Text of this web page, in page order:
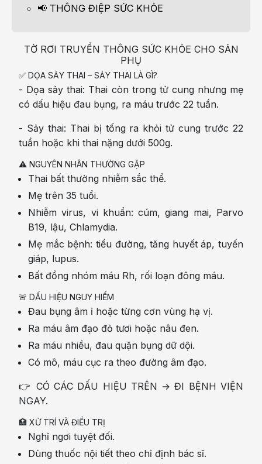
📢 THÔNG ĐIỆP SỨC KHỎE
TỜ RƠI TRUYỀN THÔNG SỨC KHỎE CHO SẢN
PHỤ
✅ DỌA SẢY THAI – SẢY THAI LÀ GÌ?
- Dọa sảy thai: Thai còn trong tử cung nhưng mẹ
có dấu hiệu đau bụng, ra máu trước 22 tuần.
- Sảy thai: Thai bị tống ra khỏi tử cung trước 22
tuần hoặc khi thai nặng dưới 500g.
⚠️ NGUYÊN NHÂN THƯỜNG GẶP
Thai bất thường nhiễm sắc thể.
Mẹ trên 35 tuổi.
Nhiễm virus, vi khuẩn: cúm, giang mai, Parvo
B19, lậu, Chlamydia.
Mẹ mắc bệnh: tiểu đường, tăng huyết áp, tuyến
giáp, lupus.
Bất đồng nhóm máu Rh, rối loạn đông máu.
🚨 DẤU HIỆU NGUY HIỂM
Đau bụng âm ỉ hoặc từng cơn vùng hạ vị.
Ra máu âm đạo đỏ tươi hoặc nâu đen.
Ra máu nhiều, đau quặn bụng dữ dội.
Có mô, máu cục ra theo đường âm đạo.
👉 CÓ CÁC DẤU HIỆU TRÊN → ĐI BỆNH VIỆN
NGAY.
🏥 XỬ TRÍ VÀ ĐIỀU TRỊ
Nghỉ ngơi tuyệt đối.
Dùng thuốc nội tiết theo chỉ định bác sĩ.